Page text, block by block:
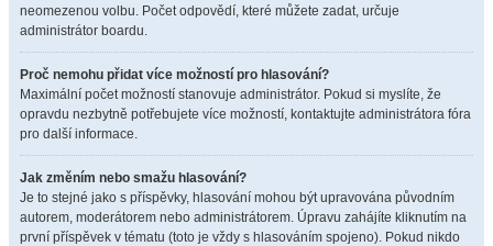
neomezenou volbu. Počet odpovědí, které můžete zadat, určuje
administrátor boardu.
Proč nemohu přidat více možností pro hlasování?
Maximální počet možností stanovuje administrátor. Pokud si myslíte, že
opravdu nezbytně potřebujete více možností, kontaktujte administrátora fóra
pro další informace.
Jak změním nebo smažu hlasování?
Je to stejné jako s příspěvky, hlasování mohou být upravována původním
autorem, moderátorem nebo administrátorem. Úpravu zahájíte kliknutím na
první příspěvek v tématu (toto je vždy s hlasováním spojeno). Pokud nikdo